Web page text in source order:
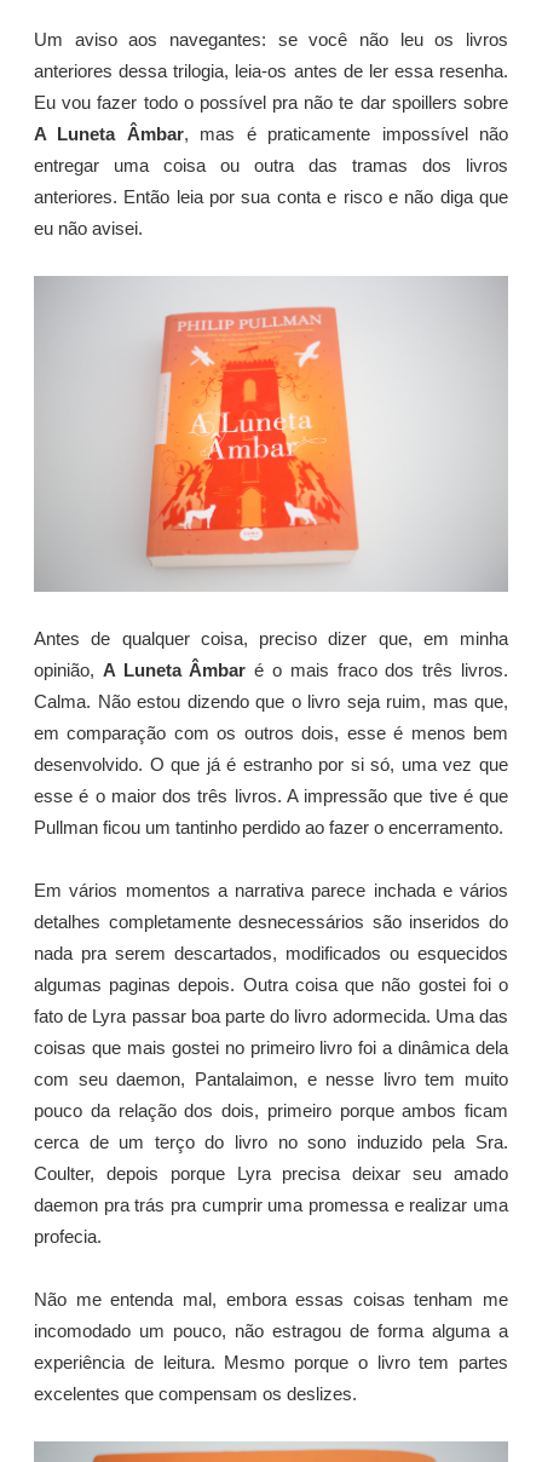
Um aviso aos navegantes: se você não leu os livros
anteriores dessa trilogia, leia-os antes de ler essa resenha.
Eu vou fazer todo o possível pra não te dar spoillers sobre
A Luneta Âmbar, mas é praticamente impossível não
entregar uma coisa ou outra das tramas dos livros
anteriores. Então leia por sua conta e risco e não diga que
eu não avisei.
Antes de qualquer coisa, preciso dizer que, em minha
opinião, A Luneta Âmbar é o mais fraco dos três livros.
Calma. Não estou dizendo que o livro seja ruim, mas que,
em comparação com os outros dois, esse é menos bem
desenvolvido. O que já é estranho por si só, uma vez que
esse é o maior dos três livros. A impressão que tive é que
Pullman ficou um tantinho perdido ao fazer o encerramento.
Em vários momentos a narrativa parece inchada e vários
detalhes completamente desnecessários são inseridos do
nada pra serem descartados, modificados ou esquecidos
algumas paginas depois. Outra coisa que não gostei foi o
fato de Lyra passar boa parte do livro adormecida. Uma das
coisas que mais gostei no primeiro livro foi a dinâmica dela
com seu daemon, Pantalaimon, e nesse livro tem muito
pouco da relação dos dois, primeiro porque ambos ficam
cerca de um terço do livro no sono induzido pela Sra.
Coulter, depois porque Lyra precisa deixar seu amado
daemon pra trás pra cumprir uma promessa e realizar uma
profecia.
Não me entenda mal, embora essas coisas tenham me
incomodado um pouco, não estragou de forma alguma a
experiência de leitura. Mesmo porque o livro tem partes
excelentes que compensam os deslizes.